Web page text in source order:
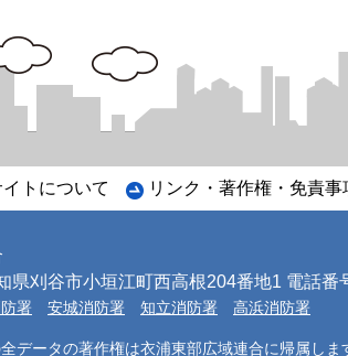
イトについて リンク・著作権・免責事
県刈谷市小垣江町西高根204番地1 電話
署 安城消防署 知立消防署 高浜消防署
データの著作権は衣浦東部広域連合に帰属しま